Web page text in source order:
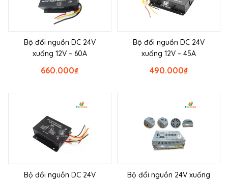
Bộ đổi nguồn DC 24V
xuống 12V – 60A
₫
660.000
Bộ đổi nguồn DC 24V
xuống 12V – 45A
₫
490.000
Bộ đổi nguồn DC 24V
Bộ đổi nguồn 24V xuống